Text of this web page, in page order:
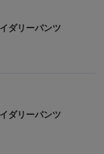
ダリーパンツ
ダリーパンツ